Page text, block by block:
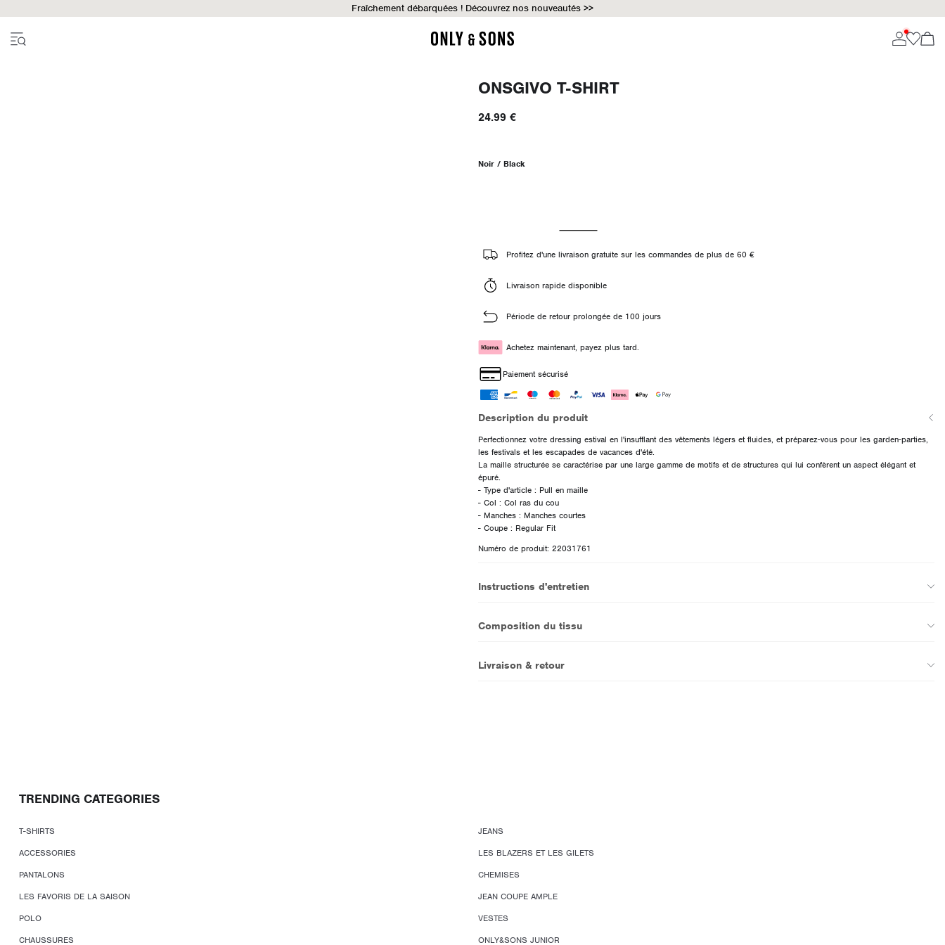
Fraîchement débarquées ! Découvrez nos nouveautés >>
ONSGIVO T-SHIRT
24.99 €
Noir / Black
Profitez d'une livraison gratuite sur les commandes de plus de 60 €
Livraison rapide disponible
Période de retour prolongée de 100 jours
Achetez maintenant, payez plus tard.
Paiement sécurisé
Description du produit
Perfectionnez votre dressing estival en l'insufflant des vêtements légers et fluides, et préparez-vous pour les garden-parties,
les festivals et les escapades de vacances d'été.
La maille structurée se caractérise par une large gamme de motifs et de structures qui lui confèrent un aspect élégant et
épuré.
- Type d'article : Pull en maille
- Col : Col ras du cou
- Manches : Manches courtes
- Coupe : Regular Fit
Numéro de produit: 22031761
Instructions d'entretien
Composition du tissu
Livraison & retour
TRENDING CATEGORIES
T-SHIRTS
JEANS
ACCESSORIES
LES BLAZERS ET LES GILETS
PANTALONS
CHEMISES
LES FAVORIS DE LA SAISON
JEAN COUPE AMPLE
POLO
VESTES
CHAUSSURES
ONLY&SONS JUNIOR